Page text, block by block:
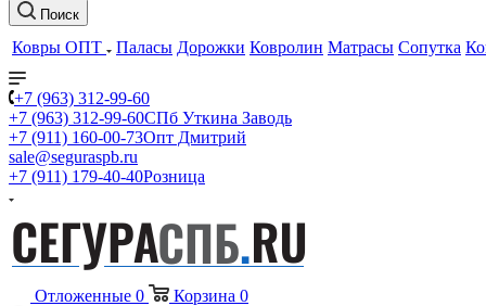
Поиск
Ковры ОПТ Паласы Дорожки Ковролин Матрасы Сопутка
+7 (963) 312-99-60
+7 (963) 312-99-60СПб Уткина Заводь
+7 (911) 160-00-73Опт Дмитрий
sale@seguraspb.ru
+7 (911) 179-40-40Розница
Отложенные 0 Корзина 0